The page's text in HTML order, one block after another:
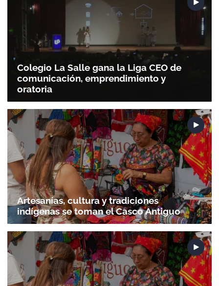
Gracias por suscribirte a nuestro boletín.
ACEPTAR
Colegio La Salle gana la Liga CEO de
comunicación, emprendimiento y
oratoria
Artesanías, cultura y tradiciones
indígenas se toman el Casco Antiguo